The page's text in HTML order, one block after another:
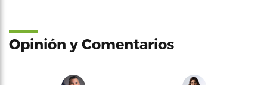
Opinión y Comentarios